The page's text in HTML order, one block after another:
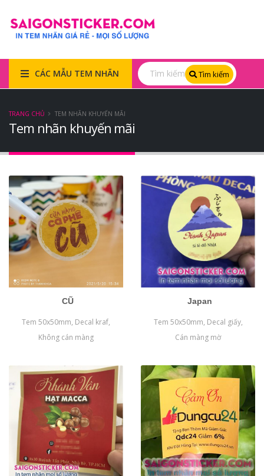
CÁC MẪU TEM NHÃN Tìm kiếm
Tem nhãn khuyến mãi
TRANG CHỦ TEM NHÃN KHUYẾN MÃI
CŨ
Tem 50x50mm, Decal kraf,
Không cán màng
Japan
Tem 50x50mm, Decal giấy,
Cán màng mờ